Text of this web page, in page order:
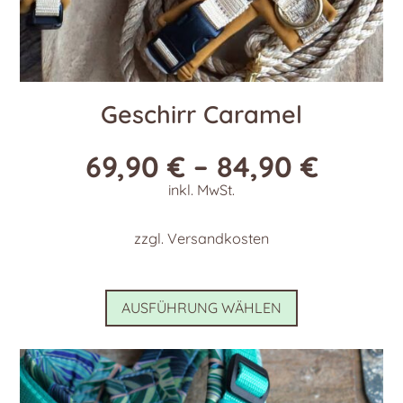
Geschirr Caramel
69,90€ – 84,90€
inkl. MwSt.
zzgl. Versandkosten
AUSFÜHRUNG WÄHLEN
Dieses
weist
mehrere
Varianten